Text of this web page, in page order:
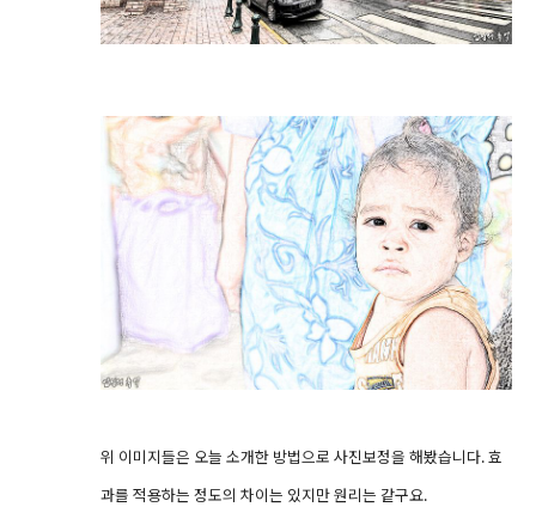
위 이미지들은 오늘 소개한 방법으로 사진보정을 해봤습니다. 효
과를 적용하는 정도의 차이는 있지만 원리는 같구요.